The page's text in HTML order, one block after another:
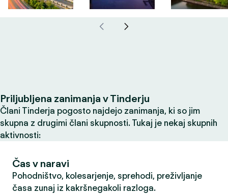
Priljubljena zanimanja v Tinderju
Člani Tinderja pogosto najdejo zanimanja, ki so jim
skupna z drugimi člani skupnosti. Tukaj je nekaj skupnih
aktivnosti:
Čas v naravi
Pohodništvo, kolesarjenje, sprehodi, preživljanje
časa zunaj iz kakršnegakoli razloga.